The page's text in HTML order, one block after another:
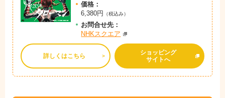
価格：
6,380円
（税込み）
お問合せ先：
NHKスクエア
詳しくはこちら
ショッピング
サイトへ